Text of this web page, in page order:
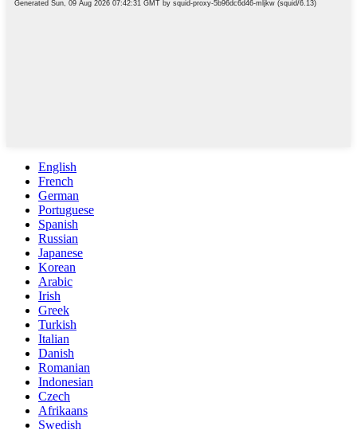
English
French
German
Portuguese
Spanish
Russian
Japanese
Korean
Arabic
Irish
Greek
Turkish
Italian
Danish
Romanian
Indonesian
Czech
Afrikaans
Swedish